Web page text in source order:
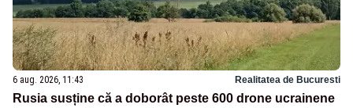
6 aug. 2026, 11:43 Realitatea de Bucuresti
Rusia susține că a doborât peste 600 drone ucrainene